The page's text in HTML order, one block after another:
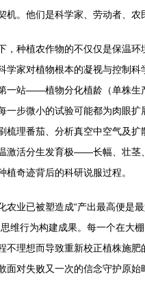
机。他们是科学家、劳动者、农
，种植农作物的不仅仅是保温环
学家对植物根本的凝视与控制科
一站——植物分化植龄（单株生
一步微小的试验可能都为肉眼扩
梳理番茄、分析真空中空气及扩
激活分生发育极——长幅、壮茎
植奇迹背后的科研说服过程。
农业已被塑造成“产出最高便是最
维行为构建成果。每一个在大
不理想而导致重新校正植株施肥
面对失败又一次的信念守护原始